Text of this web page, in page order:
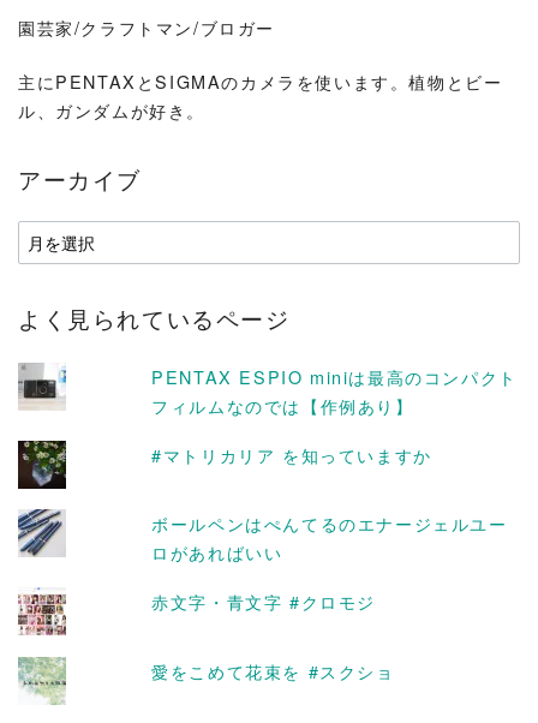
園芸家/クラフトマン/ブロガー
主にPENTAXとSIGMAのカメラを使います。植物とビー
ル、ガンダムが好き。
アーカイブ
ア
ー
イ
よく見られているページ
PENTAX ESPIO miniは最高のコンパクト
フィルムなのでは【作例あり】
#マトリカリア を知っていますか
ボールペンはぺんてるのエナージェルユー
ロがあればいい
赤文字・青文字 #クロモジ
愛をこめて花束を #スクショ